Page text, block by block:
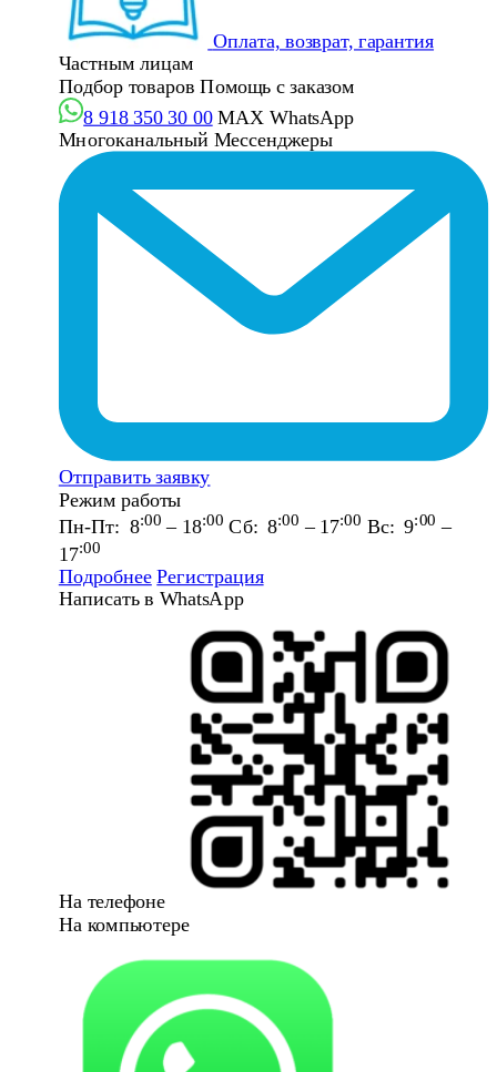
Оплата, возврат, гарантия
Частным лицам
Подбор товаров Помощь с заказом
8 918 350 30 00 MAX WhatsApp
Многоканальный Мессенджеры
Отправить заявку
Режим работы
Пн-Пт: 8:00 – 18:00 Сб: 8:00 – 17:00 Вс: 9:00 –
17:00
Подробнее Регистрация
Написать в WhatsApp
На телефоне
На компьютере